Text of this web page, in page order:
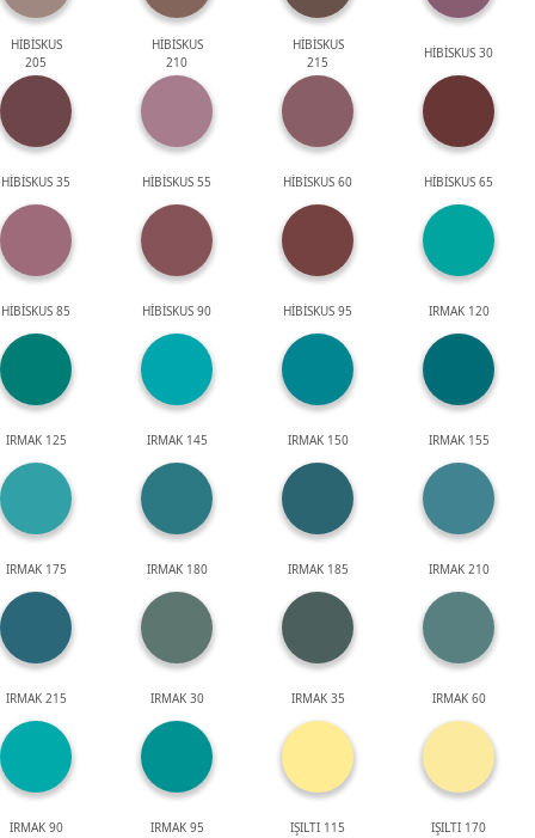
HİBİSKUS
205
HİBİSKUS
210
HİBİSKUS
215
HİBİSKUS 30
HİBİSKUS 35 HİBİSKUS 55 HİBİSKUS 60 HİBİSKUS 65
HİBİSKUS 85 HİBİSKUS 90 HİBİSKUS 95 IRMAK 120
IRMAK 125 IRMAK 145 IRMAK 150 IRMAK 155
IRMAK 175 IRMAK 180 IRMAK 185 IRMAK 210
IRMAK 215 IRMAK 30 IRMAK 35 IRMAK 60
IRMAK 90 IRMAK 95 IŞILTI 115 IŞILTI 170